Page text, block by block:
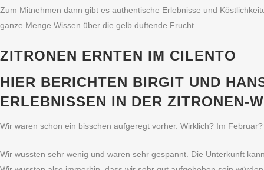
Zum Mitnehmen dann gibt es authentische Erlebnisse und
ganze Menge Wissen über die gelb duftende Frucht.
ZITRONEN ERNTEN IM CILENTO
HIER BERICHTEN BIRGIT UND
ERLEBNISSEN IN DER ZITRONEN-
Wir waren schon ein bisschen aufgeregt vorher. Wirklich? Im
Wir wussten sehr wenig und waren sehr gespannt. Die Unterkunft